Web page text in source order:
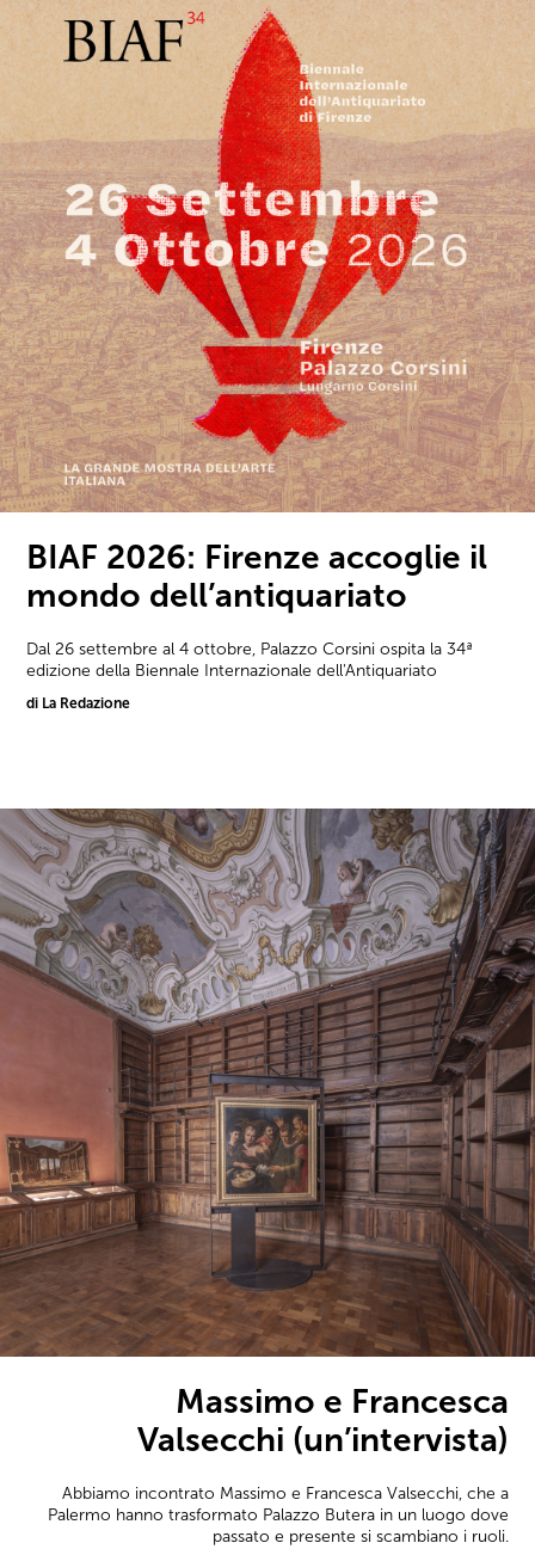
BIAF 2026: Firenze accoglie il
mondo dell’antiquariato
Dal 26 settembre al 4 ottobre, Palazzo Corsini ospita la 34ª
edizione della Biennale Internazionale dell'Antiquariato
di La Redazione
Massimo e Francesca
Valsecchi (un’intervista)
Abbiamo incontrato Massimo e Francesca Valsecchi, che a
Palermo hanno trasformato Palazzo Butera in un luogo dove
passato e presente si scambiano i ruoli.